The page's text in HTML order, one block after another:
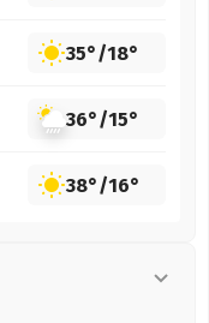
35°/18°
36°/15°
38°/16°